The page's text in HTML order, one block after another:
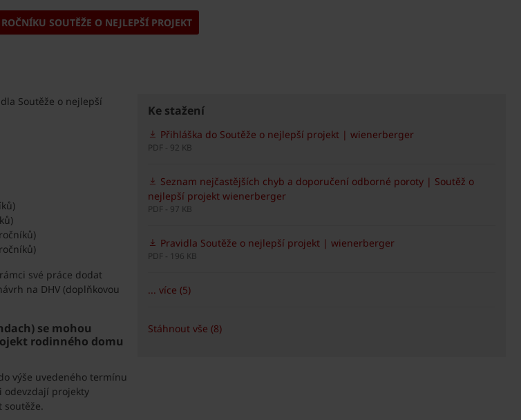
SOUTĚŽE O NEJLEPŠÍ PROJEKT
Soutěže o nejlepší
své práce dodat
na DHV (doplňkovou
se mohou
rodinného domu
výše uvedeného termínu
odevzdají projekty
soutěže.
Ke stažení
Přihláška do Soutěže o nejlepší projekt | wienerberger
PDF - 92 KB
Seznam nejčastějších chyb a doporučení odborné poroty | Soutěž o
nejlepší projekt wienerberger
PDF - 97 KB
Pravidla Soutěže o nejlepší projekt | wienerberger
PDF - 196 KB
... více (5)
Stáhnout vše (8)